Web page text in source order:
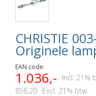
CHRISTIE
Originele
EAN code:
1.036,-
Incl. 21%
856,20 Excl. 21% btw